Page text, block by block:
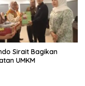
Sirait Bagikan
UMKM